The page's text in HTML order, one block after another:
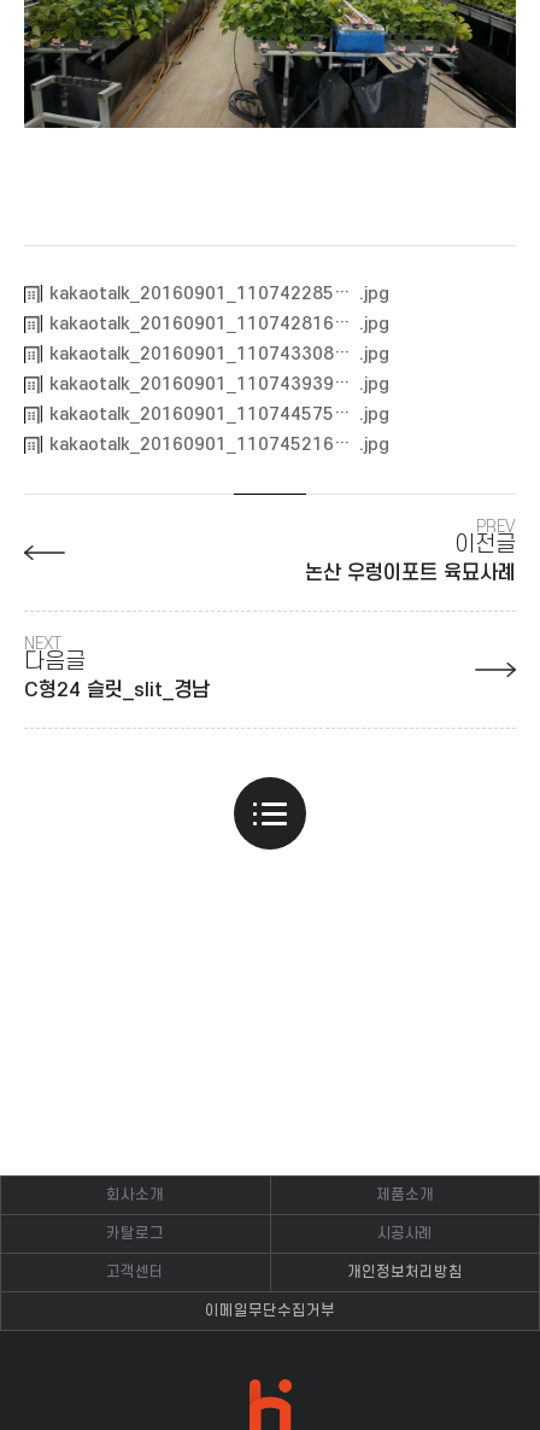
kakaotalk_20160901_1107422851472698793
kakaotalk_20160901_1107428161472698792
kakaotalk_20160901_1107433081472698793
kakaotalk_20160901_1107439391472698794
kakaotalk_20160901_1107445751472698793
kakaotalk_20160901_1107452161472698793
PREV
이전글
논산 우렁이포트 육묘사례
NEXT
다음글
C형24 슬릿_slit_경남
회사소개 제품소개
카탈로그 시공사례
고객센터 개인정보처리방침
이메일무단수집거부